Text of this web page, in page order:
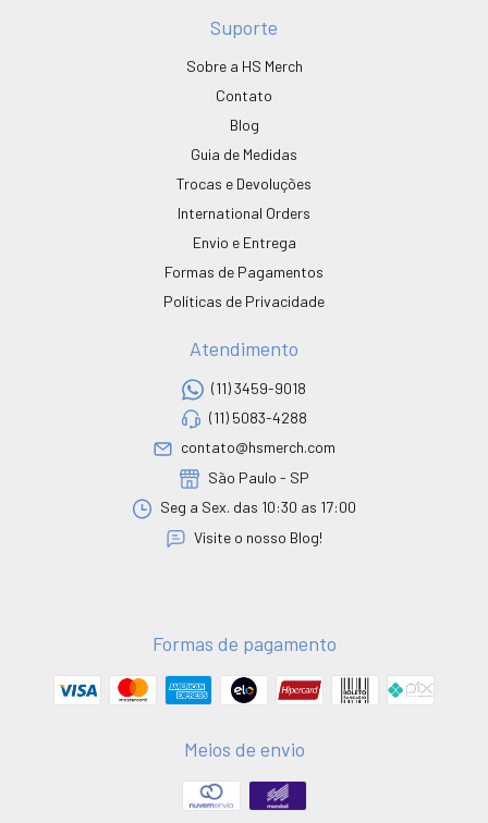
Suporte
Sobre a HS Merch
Contato
Blog
Guia de Medidas
Trocas e Devoluções
International Orders
Envio e Entrega
Formas de Pagamentos
Políticas de Privacidade
Atendimento
(11) 3459-9018
(11) 5083-4288
contato@hsmerch.com
São Paulo - SP
Seg a Sex. das 10:30 as 17:00
Visite o nosso Blog!
Formas de pagamento
Meios de envio